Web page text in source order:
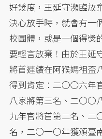
好幾度，王延守瀕臨放
決心放手時，就會有一
校團體，或是一個得獎
要輕言放棄！由於王延
將首連續在阿猴媽祖盃
得到肯定：二〇〇六年
八家將第三名、二〇〇
九年官將首第二名、二
名，二〇一〇年獲頒臺